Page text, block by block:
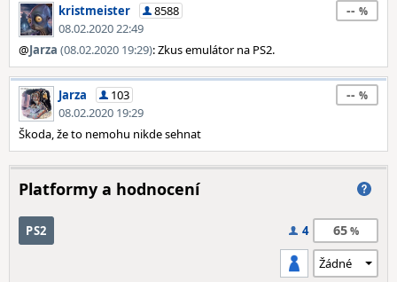
kristmeister
8588
08.02.2020 22:49
--
@Jarza (08.02.2020 19:29): Zkus emulátor na PS2.
Jarza
103
08.02.2020 19:29
--
Škoda, že to nemohu nikde sehnat
Platformy a hodnocení
PS2 4 65